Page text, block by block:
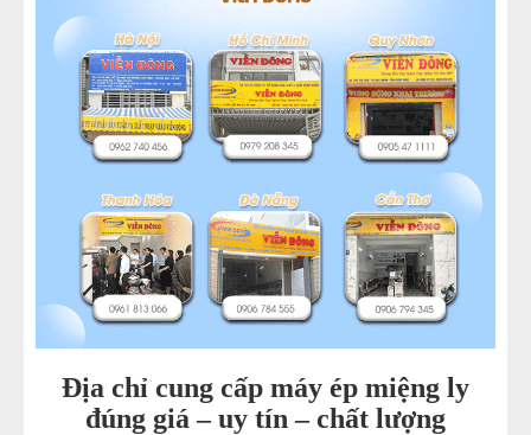
Địa chỉ cung cấp máy ép miệng ly
đúng giá – uy tín – chất lượng